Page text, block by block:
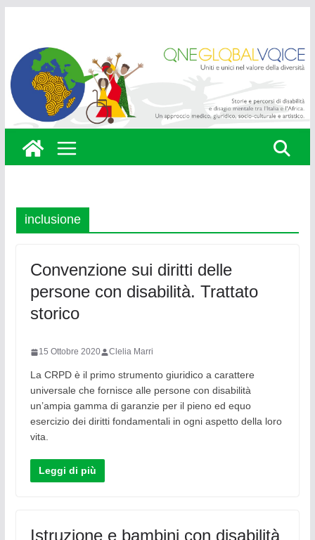
content
inclusione
Convenzione sui diritti delle
persone con disabilità. Trattato
storico
15 Ottobre 2020 Clelia Marri
La CRPD è il primo strumento giuridico a carattere
universale che fornisce alle persone con disabilità
un’ampia gamma di garanzie per il pieno ed equo
esercizio dei diritti fondamentali in ogni aspetto della loro
vita.
Leggi di più
Istruzione e bambini con disabilità